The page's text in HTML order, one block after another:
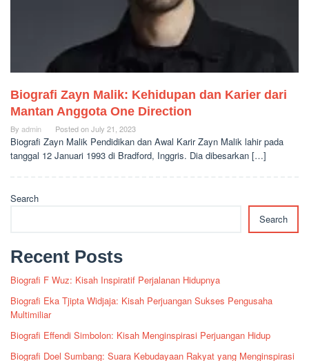
Biografi Zayn Malik: Kehidupan dan Karier dari
Mantan Anggota One Direction
By admin Posted onJuly 21, 2023
Biografi Zayn Malik Pendidikan dan Awal Karir Zayn Malik lahir pada
tanggal 12 Januari 1993 di Bradford, Inggris. Dia dibesarkan […]
Search
Search
Recent Posts
Biografi F Wuz: Kisah Inspiratif Perjalanan Hidupnya
Biografi Eka Tjipta Widjaja: Kisah Perjuangan Sukses Pengusaha
Multimiliar
Biografi Effendi Simbolon: Kisah Menginspirasi Perjuangan Hidup
Biografi Doel Sumbang: Suara Kebudayaan Rakyat yang Menginspirasi